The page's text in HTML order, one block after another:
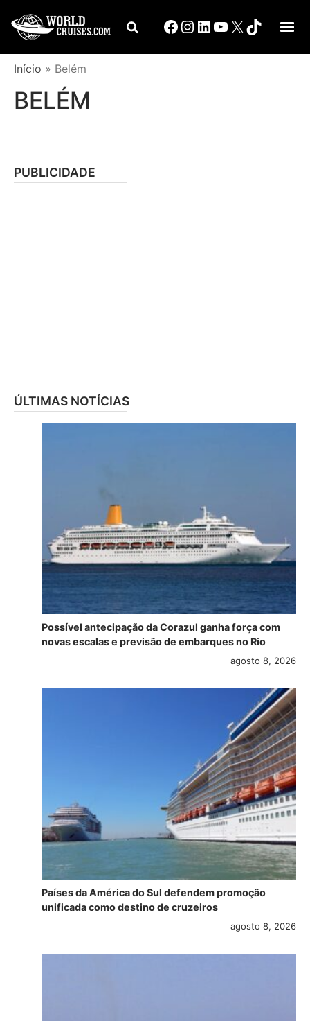
Início » Belém
BELÉM
PUBLICIDADE
ÚLTIMAS NOTÍCIAS
Possível antecipação da Corazul ganha força com
novas escalas e previsão de embarques no Rio
agosto 8, 2026
Países da América do Sul defendem promoção
unificada como destino de cruzeiros
agosto 8, 2026